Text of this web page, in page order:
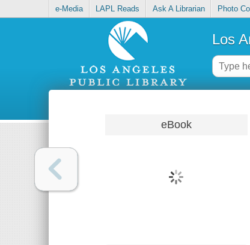
e-Media LAPL Reads Ask A Librarian Photo
Los
eBook